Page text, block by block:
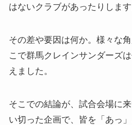
はないクラブがあったりします
その差や要因は何か。様々な
こで群馬クレインサンダーズ
えました。
そこでの結論が、試合会場に
い切った企画で、皆を「あっ